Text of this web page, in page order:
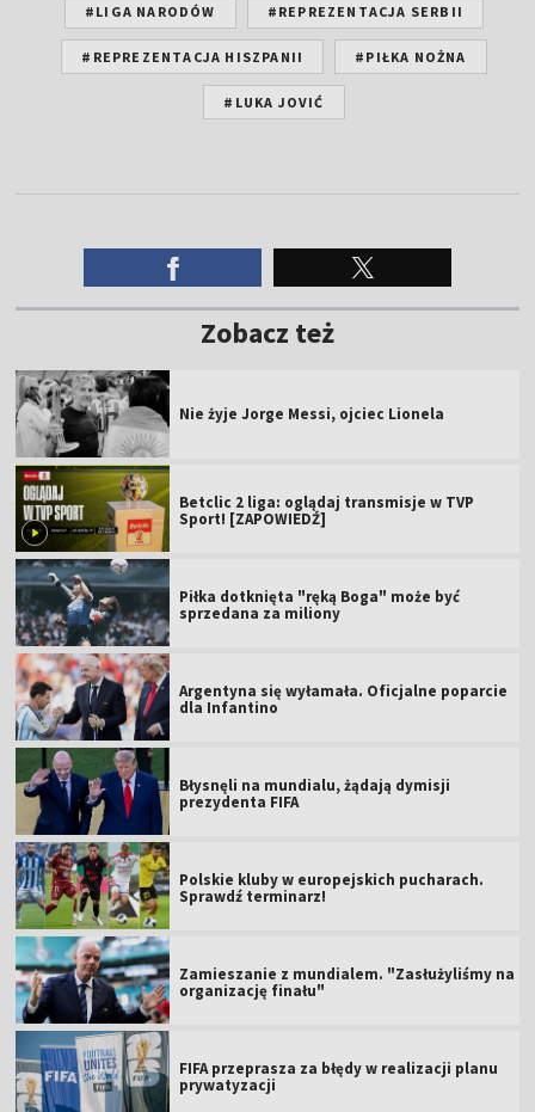
#LIGA NARODÓW #REPREZENTACJA SERBII
#REPREZENTACJA HISZPANII #PIŁKA NOŻNA
#LUKA JOVIĆ
Zobacz też
Nie żyje Jorge Messi, ojciec Lionela
Betclic 2 liga: oglądaj transmisje w TVP
Sport! [ZAPOWIEDŹ]
Piłka dotknięta "ręką Boga" może być
sprzedana za miliony
Argentyna się wyłamała. Oficjalne poparcie
dla Infantino
Błysnęli na mundialu, żądają dymisji
prezydenta FIFA
Polskie kluby w europejskich pucharach.
Sprawdź terminarz!
Zamieszanie z mundialem. "Zasłużyliśmy na
organizację finału"
FIFA przeprasza za błędy w realizacji planu
prywatyzacji